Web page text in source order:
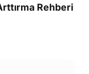
Rehberi